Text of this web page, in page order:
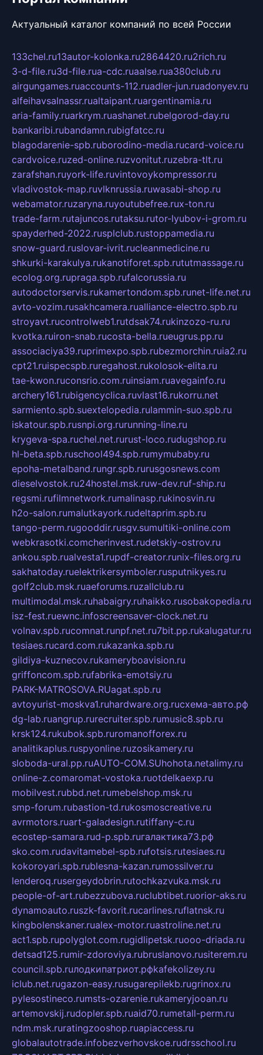
Актуальный каталог компаний по всей России
133chel.ru13autor-kolonka.ru2864420.ru2rich.ru
3-d-file.ru3d-file.rua-cdc.ruaalse.rua380club.ru
airgungames.ruaccounts-112.ruadler-jun.ruadonyev.ru
alfeihavsalnassr.rualtaipant.ruargentinamia.ru
aria-family.ruarkrym.ruashanet.rubelgorod-day.ru
bankaribi.rubandamn.rubigfatcc.ru
blagodarenie-spb.ruborodino-media.rucard-voice.ru
cardvoice.ruzed-online.ruzvonitut.ruzebra-tlt.ru
zarafshan.ruyork-life.ruvintovoykompressor.ru
vladivostok-map.ruvlknrussia.ruwasabi-shop.ru
webamator.ruzaryna.ruyoutubefree.rux-ton.ru
trade-farm.rutajuncos.rutaksu.rutor-lyubov-i-grom.ru
spayderhed-2022.rusplclub.rustoppamedia.ru
snow-guard.ruslovar-ivrit.rucleanmedicine.ru
shkurki-karakulya.rukanotiforet.spb.rututmassage.ru
ecolog.org.rupraga.spb.rufalcorussia.ru
autodoctorservis.rukamertondom.spb.runet-life.net.ru
avto-vozim.rusakhcamera.rualliance-electro.spb.ru
stroyavt.rucontrolweb1.rutdsak74.rukinzozo-ru.ru
kvotka.ruiron-snab.rucosta-bella.rueugrus.pp.ru
associaciya39.ruprimexpo.spb.rubezmorchin.ruia2.ru
cpt21.ruispecspb.ruregahost.rukolosok-elita.ru
tae-kwon.ruconsrio.com.ruinsiam.ruavegainfo.ru
archery161.rubigencyclica.ruvlast16.rukorru.net
sarmiento.spb.suextelopedia.rulammin-suo.spb.ru
iskatour.spb.rusnpi.org.rurunning-line.ru
krygeva-spa.ruchel.net.rurust-loco.rudugshop.ru
hl-beta.spb.ruschool494.spb.rumymubaby.ru
epoha-metalband.rungr.spb.rurusgosnews.com
dieselvostok.ru24hostel.msk.ruw-dev.ruf-ship.ru
regsmi.rufilmnetwork.rumalinasp.rukinosvin.ru
h2o-salon.rumalutkayork.rudeltaprim.spb.ru
tango-perm.rugooddir.rusgv.sumultiki-online.com
webkrasotki.comcherinvest.rudetskiy-ostrov.ru
ankou.spb.rualvesta1.rupdf-creator.runix-files.org.ru
sakhatoday.ruelektrikersymboler.rusputnikyes.ru
golf2club.msk.ruaeforums.ruzallclub.ru
multimodal.msk.ruhabaigry.ruhaikko.rusobakopedia.ru
isz-fest.ruewnc.infoscreensaver-clock.net.ru
volnav.spb.rucomnat.runpf.net.ru7bit.pp.rukalugatur.ru
tesiaes.rucard.com.rukazanka.spb.ru
gildiya-kuznecov.rukameryboavision.ru
griffoncom.spb.rufabrika-emotsiy.ru
PARK-MATROSOVA.RUagat.spb.ru
avtoyurist-moskva1.ruhardware.org.ruсхема-авто.рф
dg-lab.ruangrup.rurecruiter.spb.rumusic8.spb.ru
krsk124.rukubok.spb.ruromanofforex.ru
analitikaplus.ruspyonline.ruzosikamery.ru
sloboda-ural.pp.ruAUTO-COM.SUhohota.netalimy.ru
online-z.comaromat-vostoka.ruotdelkaexp.ru
mobilvest.rubbd.net.rumebelshop.msk.ru
smp-forum.rubastion-td.rukosmoscreative.ru
avrmotors.ruart-galadesign.rutiffany-c.ru
ecostep-samara.rud-p.spb.ruгалактика73.рф
sko.com.rudavitamebel-spb.rufotsis.rutesiaes.ru
kokoroyari.spb.rublesna-kazan.rumossilver.ru
lenderoq.rusergeydobrin.rutochkazvuka.msk.ru
people-of-art.rubezzubova.ruclubtibet.ruorior-aks.ru
dynamoauto.ruszk-favorit.rucarlines.ruflatnsk.ru
kingbolenskaner.rualex-motor.ruastroline.net.ru
act1.spb.rupolyglot.com.rugidlipetsk.ruooo-driada.ru
detsad125.rumir-zdoroviya.rubruslanovo.rusiterem.ru
council.spb.ruлодкипатриот.рфkafekolizey.ru
iclub.net.rugazon-easy.rusugarepilekb.rugrinox.ru
pylesostineco.rumsts-ozarenie.rukameryjooan.ru
artemovskij.rudopler.spb.ruaid70.rumetall-perm.ru
ndm.msk.ruratingzooshop.ruapiaccess.ru
globalautotrade.infobezverhovskoe.rudrsschool.ru